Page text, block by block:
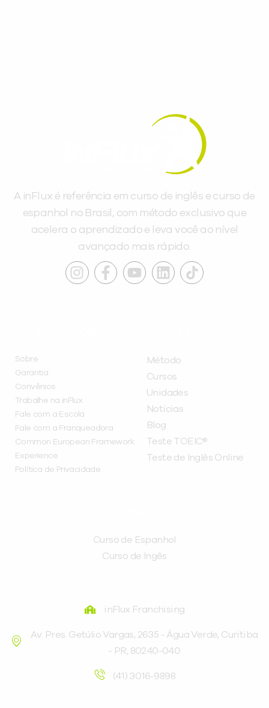
A inFlux é referência em curso de inglês e curso de
espanhol no Brasil, com método exclusivo que
acelera o aprendizado e leva você ao nível
avançado mais rápido.
Sobre
Garantia
Convênios
Trabalhe na inFlux
Fale com a Escola
Fale com a Franqueadora
Common European Framework
Experience
Política de Privacidade
Método
Cursos
Unidades
Notícias
Blog
Teste TOEIC®
Teste de Inglês Online
Curso de Espanhol
Curso de Ingês
inFlux Franchising
Av. Pres. Getúlio Vargas, 2635 - Água Verde, Curitiba
- PR, 80240-040
(41) 3016-9898